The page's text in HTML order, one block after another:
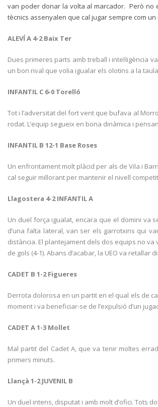
van poder donar la volta al marcador. Però no
tècnics assenyalen que cal jugar sempre com
ALEVÍ A 4-2 Baix Ter
Dues primeres parts amb treball i intel·ligència
un bon rival que volia igualar els olotins a la
INFANTIL C 6-0 Torelló
Tot i l’adversitat del fort vent que bufava al
rodat. L’equip segueix en bona dinàmica i
INFANTIL B 12-1 Base Roses
Un enfrontament molt plàcid per als de Vila i
cal seguir millorant per mantenir el nivell
Llagostera 4-2 INFANTIL A
Un duel força igualat, encara que el domini va
d’una falta lateral, van ser els garrotxins qui
distància. El plantejament dels dos equips no
de gols (4-1). Abans d’acabar, la UEO va retallar
CADET B 1-2 Figueres
Derrota dolorosa en un partit en el qual els de
moment i va beneficiar-se de l’expulsió d’un
CADET A 1-3 Mollet
Mal partit del Cadet A, que va tenir moltes
primers minuts.
Llançà 1-2 JUVENIL B
Un duel intens, disputat i amb molt d’ofici. Tots